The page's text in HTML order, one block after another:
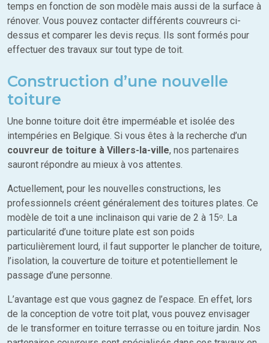
temps en fonction de son modèle mais aussi de la surface à
rénover. Vous pouvez contacter différents couvreurs ci-
dessus et comparer les devis reçus. Ils sont formés pour
effectuer des travaux sur tout type de toit.
Construction d’une nouvelle
toiture
Une bonne toiture doit être imperméable et isolée des
intempéries en Belgique. Si vous êtes à la recherche d’un
couvreur de toiture à Villers-la-ville, nos partenaires
sauront répondre au mieux à vos attentes.
Actuellement, pour les nouvelles constructions, les
professionnels créent généralement des toitures plates. Ce
modèle de toit a une inclinaison qui varie de 2 à 15ᵒ. La
particularité d’une toiture plate est son poids
particulièrement lourd, il faut supporter le plancher de toiture,
l’isolation, la couverture de toiture et potentiellement le
passage d’une personne.
L’avantage est que vous gagnez de l’espace. En effet, lors
de la conception de votre toit plat, vous pouvez envisager
de le transformer en toiture terrasse ou en toiture jardin. Nos